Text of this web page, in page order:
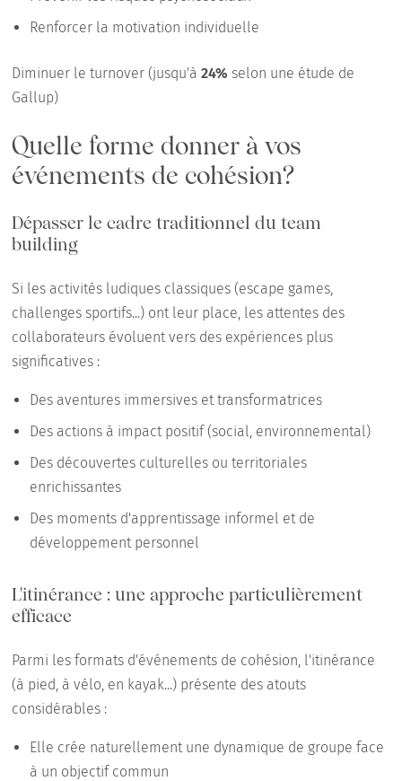
Renforcer la motivation individuelle
Diminuer le turnover (jusqu'à24% selon une étude de
Gallup)
Quelle forme donner à vos
événements de cohésion?
Dépasser le cadre traditionnel du team
building
Si les activités ludiques classiques (escape games,
challenges sportifs...) ont leur place, les attentes des
collaborateurs évoluent vers des expériences plus
significatives :
Des aventures immersives et transformatrices
Des actions à impact positif (social, environnemental)
Des découvertes culturelles ou territoriales
enrichissantes
Des moments d'apprentissage informel et de
développement personnel
L'itinérance : une approche particulièrement
efficace
Parmi les formats d'événements de cohésion, l'itinérance
(à pied, à vélo, en kayak...) présente des atouts
considérables :
Elle crée naturellement une dynamique de groupe face
à un objectif commun